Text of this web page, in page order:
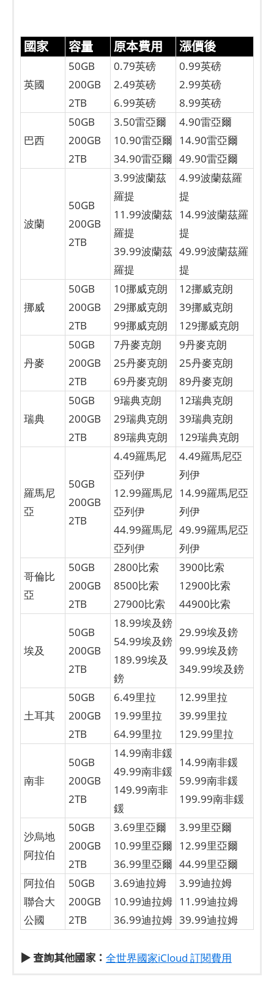
國家 容量 原本費用 漲價後
英國
50GB
200GB
2TB
0.79英磅
2.49英磅
6.99英磅
0.99英磅
2.99英磅
8.99英磅
巴西
50GB
200GB
2TB
3.50雷亞爾
10.90雷亞爾
34.90雷亞爾
4.90雷亞爾
14.90雷亞爾
49.90雷亞爾
波蘭
50GB
200GB
2TB
3.99波蘭茲
羅提
11.99波蘭茲
羅提
39.99波蘭茲
羅提
4.99波蘭茲羅
提
14.99波蘭茲羅
提
49.99波蘭茲羅
提
挪威
50GB
200GB
2TB
10挪威克朗
29挪威克朗
99挪威克朗
12挪威克朗
39挪威克朗
129挪威克朗
丹麥
50GB
200GB
2TB
7丹麥克朗
25丹麥克朗
69丹麥克朗
9丹麥克朗
25丹麥克朗
89丹麥克朗
瑞典
50GB
200GB
2TB
9瑞典克朗
29瑞典克朗
89瑞典克朗
12瑞典克朗
39瑞典克朗
129瑞典克朗
羅馬尼
亞
50GB
200GB
2TB
4.49羅馬尼
亞列伊
12.99羅馬尼
亞列伊
44.99羅馬尼
亞列伊
4.49羅馬尼亞
列伊
14.99羅馬尼亞
列伊
​​​​​​​49.99羅馬尼亞
列伊
哥倫比
亞
50GB
200GB
2TB
2800比索
8500比索
27900比索
3900比索
12900比索
​​​​​​​44900比索
埃及
50GB
200GB
2TB
18.99埃及鎊
54.99埃及鎊
189.99埃及
鎊
29.99埃及鎊
99.99埃及鎊
349.99埃及鎊
土耳其
50GB
200GB
2TB
6.49里拉
19.99里拉
64.99里拉
12.99里拉
39.99里拉
129.99里拉
南非
50GB
200GB
2TB
14.99南非鍰
49.99南非鍰
149.99南非
鍰
14.99南非鍰
59.99南非鍰
199.99南非鍰
沙烏地
阿拉伯
50GB
200GB
2TB
3.69里亞爾
10.99里亞爾
36.99里亞爾
3.99里亞爾
12.99里亞爾
44.99里亞爾
阿拉伯
聯合大
公國
50GB
200GB
2TB
3.69迪拉姆
10.99迪拉姆
36.99迪拉姆
3.99迪拉姆
11.99迪拉姆
39.99迪拉姆
▶ 查詢其他國家： 全世界國家iCloud 訂閱費用